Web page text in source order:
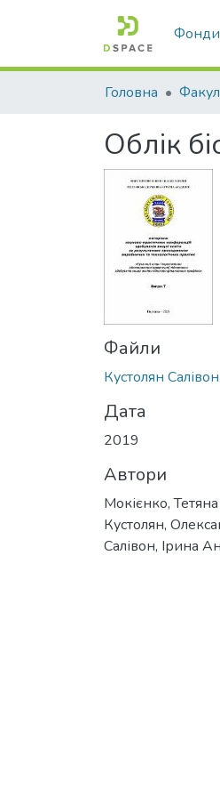
Фонди
Головна
Облік
Файли
Кустолян
Дата
2019
Автори
Мокієнко,
Кустолян,
Салівон, Ірина